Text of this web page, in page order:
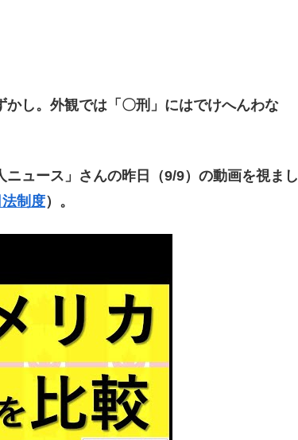
し。外観では「〇刑」にはでけへんわな
ュース」さんの昨日（9/9）の動画を視まし
制度）。